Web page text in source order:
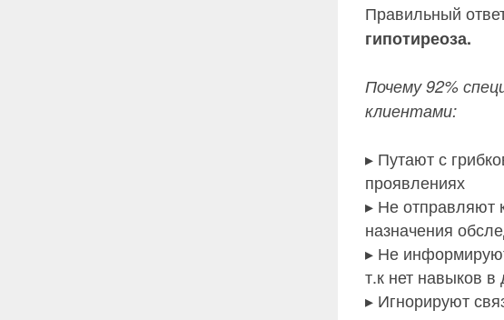
Правильный
гипотиреоза.
Почему 92%
клиентами:
▸ Путают с
проявлениях
▸ Не отправляют
назначения
▸ Не
т.к нет навыков
▸ Игнорируют